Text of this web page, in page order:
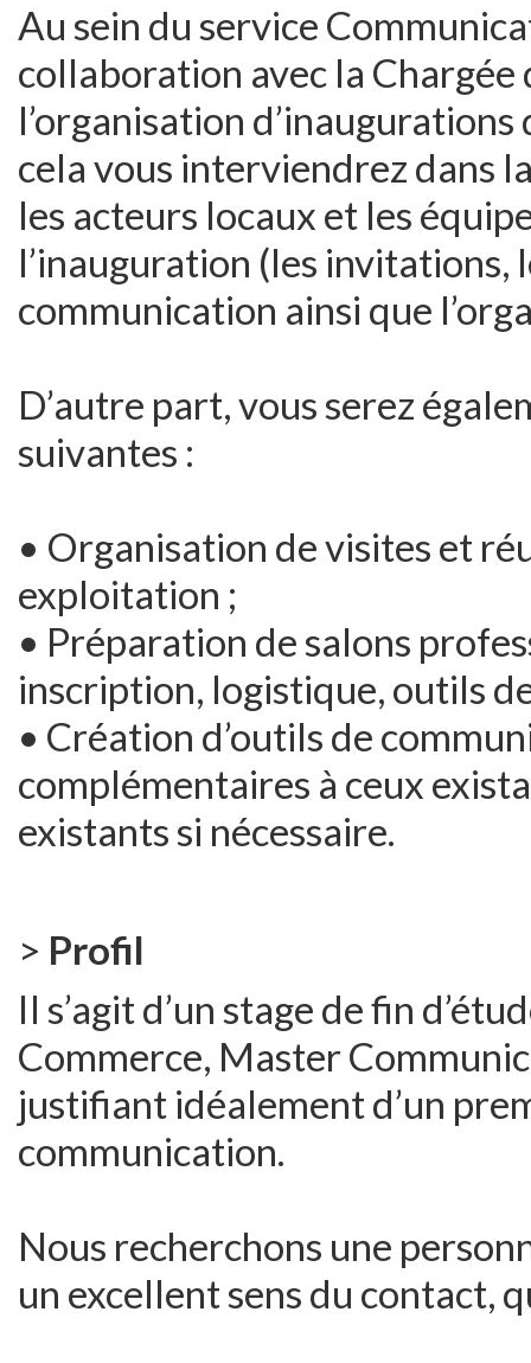
Au sein du service
collaboration avec la
l’organisation
cela vous interviendrez dans
les acteurs locaux et les
l’inauguration (les invitations,
communication ainsi que
D’autre part, vous serez
suivantes :
• Organisation de visites et
exploitation ;
• Préparation de salons
inscription, logistique, outils
• Création d’outils de
complémentaires à ceux
existants si nécessaire.
> Profil
Il s’agit d’un stage de fin
Commerce, Master
justifiant idéalement d’un
communication.
Nous recherchons une
un excellent sens du contact,